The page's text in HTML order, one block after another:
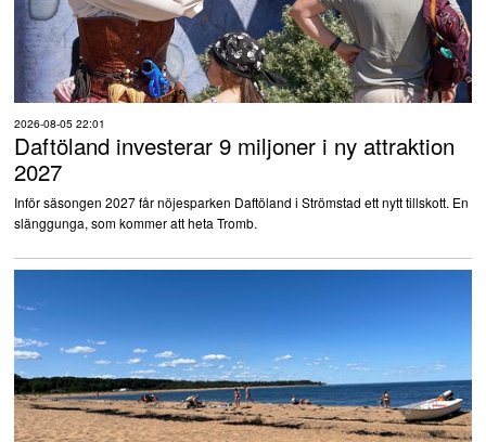
2026-08-05 22:01
Daftöland investerar 9 miljoner i ny attraktion
2027
Inför säsongen 2027 får nöjesparken Daftöland i Strömstad ett nytt tillskott. En
slänggunga, som kommer att heta Tromb.